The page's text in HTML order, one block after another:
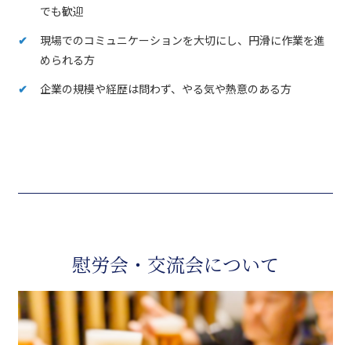
でも歓迎
現場でのコミュニケーションを大切にし、円滑に作業を進
められる方
企業の規模や経歴は問わず、やる気や熱意のある方
慰労会・交流会について